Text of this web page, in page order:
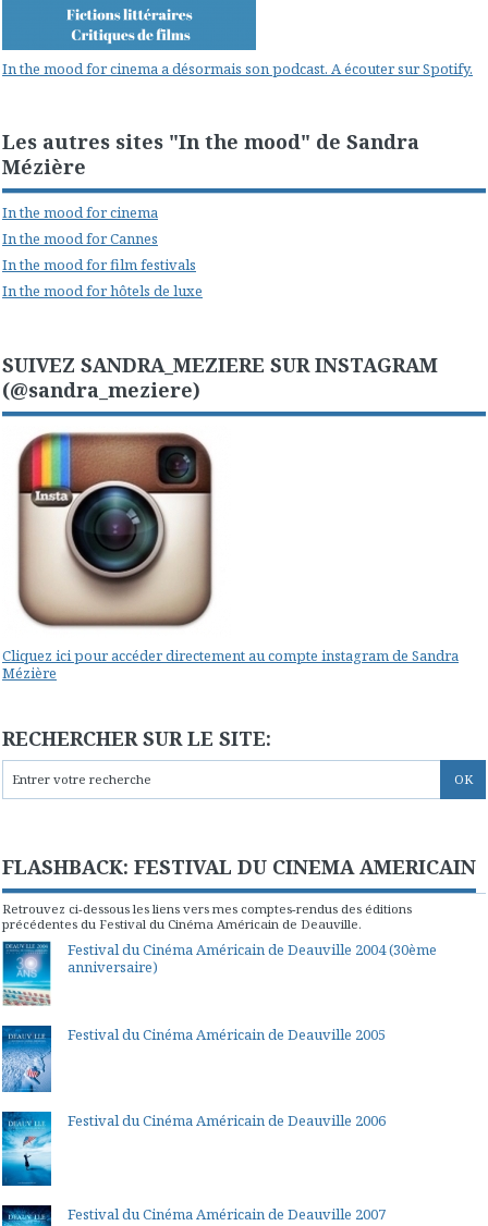
In the mood for cinema a désormais son podcast. A écouter sur Spotify.
Les autres sites "In the mood" de Sandra
Mézière
In the mood for cinema
In the mood for Cannes
In the mood for film festivals
In the mood for hôtels de luxe
SUIVEZ SANDRA_MEZIERE SUR INSTAGRAM
(@sandra_meziere)
Cliquez ici pour accéder directement au compte instagram de Sandra
Mézière
RECHERCHER SUR LE SITE:
FLASHBACK: FESTIVAL DU CINEMA AMERICAIN
Retrouvez ci-dessous les liens vers mes comptes-rendus des éditions
précédentes du Festival du Cinéma Américain de Deauville.
Festival du Cinéma Américain de Deauville 2004 (30ème
anniversaire)
Festival du Cinéma Américain de Deauville 2005
Festival du Cinéma Américain de Deauville 2006
Festival du Cinéma Américain de Deauville 2007